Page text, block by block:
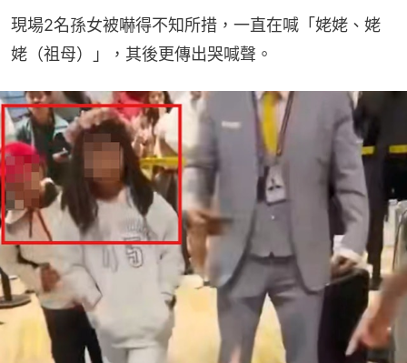
現場2名孫女被嚇得不知所措，一直在喊「姥姥、姥
姥（祖母）」，其後更傳出哭喊聲。